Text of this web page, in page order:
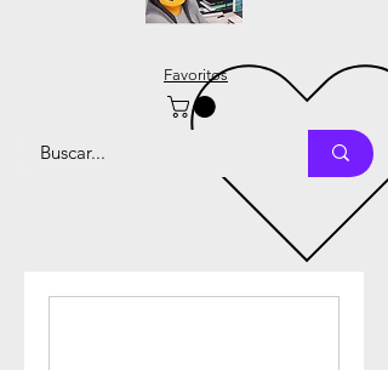
Favoritos